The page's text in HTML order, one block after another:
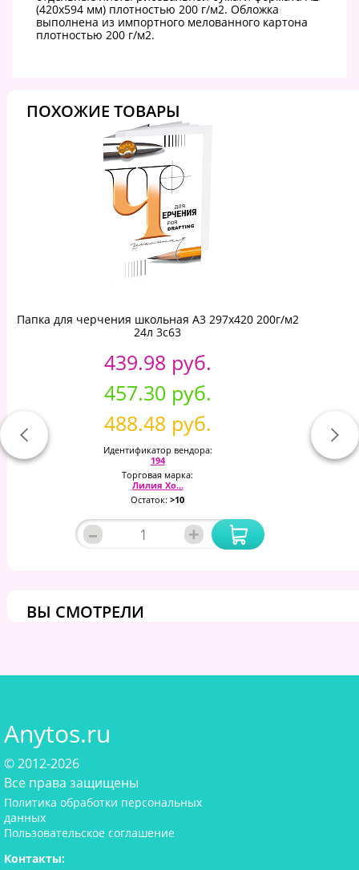
(420х594 мм) плотностью 200 г/м2. Обложка
выполнена из импортного мелованного картона
плотностью 200 г/м2.
ПОХОЖИЕ ТОВАРЫ
Папка для черчения школьная А3 297х420 200г/м2
24л 3с63
439.98 руб.
457.30 руб.
488.48 руб.
Идентификатор вендора:
194
Торговая марка:
Лилия Хо...
Остаток: >10
– +
ВЫ СМОТРЕЛИ
Anytos.ru
© 2012-2026
Все права защищены
Политика обработки персональных
данных
Пользовательское соглашение
Контакты: